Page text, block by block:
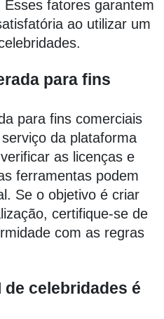
fatores garantem
ao utilizar um
para fins
para fins comerciais
da plataforma
as licenças e
ferramentas podem
Se o objetivo é criar
certifique-se de
com as regras
de celebridades é